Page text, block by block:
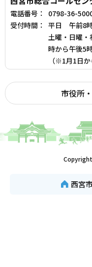
電話番号：
0798-36-
受付時間：
平日 午前8
土曜・日曜
時から午後5
（※1月1日
市役所
西宮